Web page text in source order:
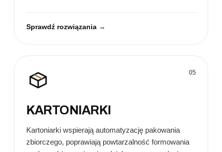
Sprawdź rozwiązania →
05
KARTONIARKI
Kartoniarki wspierają automatyzację pakowania
zbiorczego, poprawiają powtarzalność formowania